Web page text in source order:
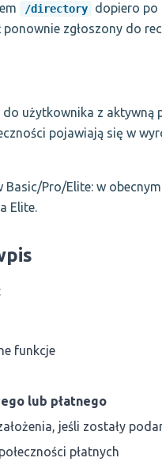
/directory
dopiero po
zgłoszony do
użytkownika z
pojawiają się w
Pro/Elite: w
Elite.
funkcje
lub płatnego
jeśli zostały
płatnych